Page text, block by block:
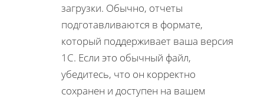
загрузки. Обычно, отчеты
подготавливаются в формате,
который поддерживает ваша версия
1С. Если это обычный файл,
убедитесь, что он корректно
сохранен и доступен на вашем